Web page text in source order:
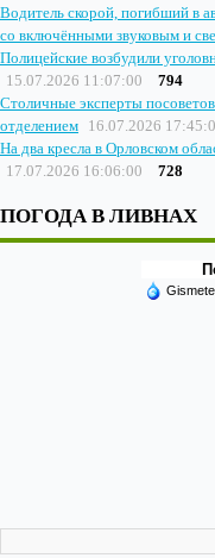
Водитель скорой, погибший в
со включёнными звуковым и
Полицейские возбудили
15.07.2026 11:07:00
794
Столичные эксперты
отделением 16.07.2026
На два кресла в Орловском
17.07.2026 16:06:00
728
ПОГОДА В ЛИВНАХ